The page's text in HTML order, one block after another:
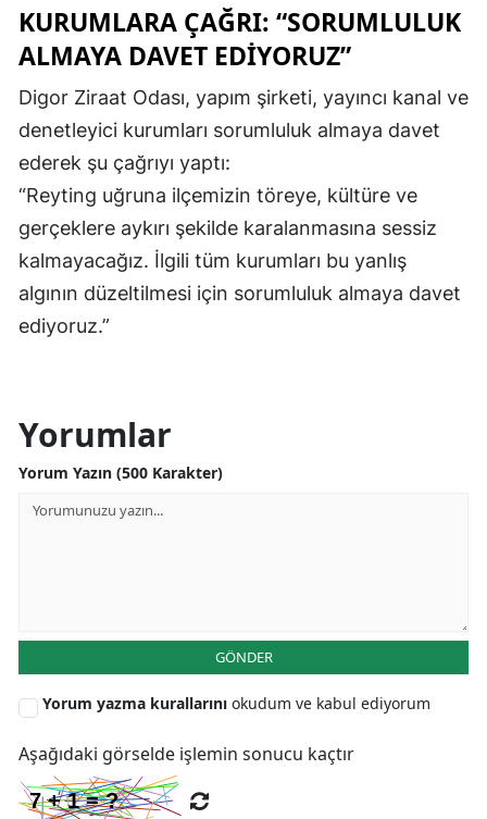
Mardin
Muğla
Muş
Nevşehir
Niğde
Ordu
Rize
Trabzon
Tunceli
KURUMLARA ÇAĞRI: “SORUMLULUK
ALMAYA DAVET EDIYORUZ”
Digor Ziraat Odası, yapım şirketi, yayıncı kanal ve
denetleyici kurumları sorumluluk almaya davet
ederek şu çağrıyı yaptı:
“Reyting uğruna ilçemizin töreye, kültüre ve
gerçeklere aykırı şekilde karalanmasına sessiz
kalmayacağız. İlgili tüm kurumları bu yanlış
algının düzeltilmesi için sorumluluk almaya davet
ediyoruz.”
Yorumlar
Yorum Yazın (500 Karakter)
GÖNDER
Yorum yazma kurallarını okudum ve kabul ediyorum
Aşağıdaki görselde işlemin sonucu kaçtır